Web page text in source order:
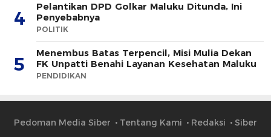
4
Pelantikan DPD Golkar Maluku Ditunda, Ini
Penyebabnya
POLITIK
5
Menembus Batas Terpencil, Misi Mulia Dekan
FK Unpatti Benahi Layanan Kesehatan Maluku
PENDIDIKAN
Pedoman Media Siber Tentang Kami Redaksi Siber